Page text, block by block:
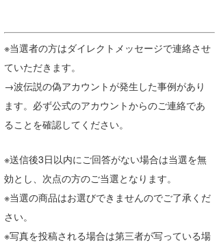
※当選者の方はダイレクトメッセージで連絡させ
ていただきます。
→波伝説の偽アカウントが発生した事例があり
ます。必ず公式のアカウントからのご連絡であ
ることを確認してください。
※送信後3日以内にご回答がない場合は当選を無
効とし、次点の方のご当選となります。
※当選の商品はお選びできませんのでご了承くだ
さい。
※写真を投稿される場合は第三者が写っている場